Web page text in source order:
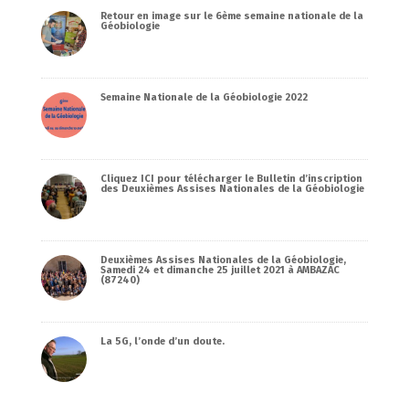
Retour en image sur le 6ème semaine nationale de la
Géobiologie
Semaine Nationale de la Géobiologie 2022
Cliquez ICI pour télécharger le Bulletin d’inscription
des Deuxièmes Assises Nationales de la Géobiologie
Deuxièmes Assises Nationales de la Géobiologie,
Samedi 24 et dimanche 25 juillet 2021 à AMBAZAC
(87240)
La 5G, l’onde d’un doute.